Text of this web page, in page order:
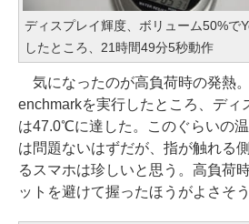
ディスプレイ輝度、ボリューム50%で
したところ、21時間49分5秒動作
気になったのが高負荷時の発熱
enchmarkを実行したところ、ディ
は47.0℃に達した。このぐらいの
は問題ないはずだが、指が触れる
るスマホは珍しいと思う。高負荷
ットを避けて握ったほうがよさそう